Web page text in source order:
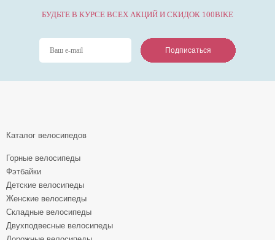
БУДЬТЕ В КУРСЕ ВСЕХ АКЦИЙ И СКИДОК 100BIKE
Подписаться
Подписаться
Подписаться
Каталог велосипедов
Горные велосипеды
Фэтбайки
Детские велосипеды
Женские велосипеды
Складные велосипеды
Двухподвесные велосипеды